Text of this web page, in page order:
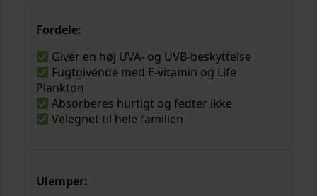
Fordele:
Giver en høj UVA- og UVB-beskyttelse
Fugtgivende med E-vitamin og Life
Plankton
Absorberes hurtigt og fedter ikke
Velegnet til hele familien
Ulemper: